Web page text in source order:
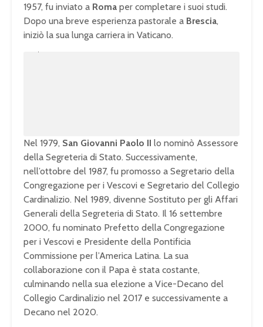
1957, fu inviato a Roma per completare i suoi studi.
Dopo una breve esperienza pastorale a Brescia,
iniziò la sua lunga carriera in Vaticano.
Nel 1979, San Giovanni Paolo II lo nominò Assessore
della Segreteria di Stato. Successivamente,
nell’ottobre del 1987, fu promosso a Segretario della
Congregazione per i Vescovi e Segretario del Collegio
Cardinalizio. Nel 1989, divenne Sostituto per gli Affari
Generali della Segreteria di Stato. Il 16 settembre
2000, fu nominato Prefetto della Congregazione
per i Vescovi e Presidente della Pontificia
Commissione per l’America Latina. La sua
collaborazione con il Papa è stata costante,
culminando nella sua elezione a Vice-Decano del
Collegio Cardinalizio nel 2017 e successivamente a
Decano nel 2020.